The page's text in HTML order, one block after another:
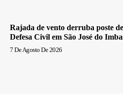
Rajada de vento derruba poste
Defesa Civil em São José do
7 De Agosto De 2026